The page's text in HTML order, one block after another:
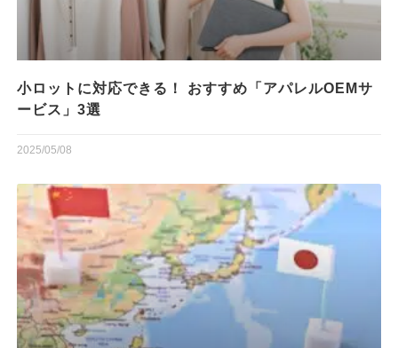
小ロットに対応できる！ おすすめ「アパレルOEMサ
ービス」3選
2025/05/08